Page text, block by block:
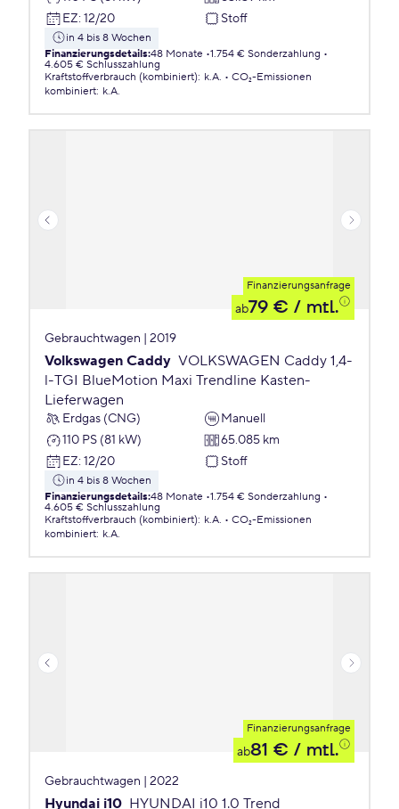
EZ: 12/20 Stoff
in 4 bis 8 Wochen
Finanzierungsdetails:48 Monate 1.754 € Sonderzahlung
4.605 € Schlusszahlung
Kraftstoffverbrauch (kombiniert): k.A.
CO₂-Emissionen
kombiniert: k.A.
Finanzierungsanfrage
ab79 € / mtl.
Gebrauchtwagen | 2019
Volkswagen Caddy VOLKSWAGEN Caddy 1,4-
l-TGI BlueMotion Maxi Trendline Kasten-
Lieferwagen
Erdgas (CNG)
Manuell
110 PS (81 kW)
65.085 km
EZ: 12/20 Stoff
in 4 bis 8 Wochen
Finanzierungsdetails:48 Monate 1.754 € Sonderzahlung
4.605 € Schlusszahlung
Kraftstoffverbrauch (kombiniert): k.A.
CO₂-Emissionen
kombiniert: k.A.
Finanzierungsanfrage
ab81 € / mtl.
Gebrauchtwagen | 2022
Hyundai i10 HYUNDAI i10 1.0 Trend